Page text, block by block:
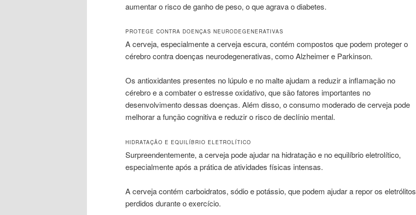
aumentar o risco de ganho de peso, o que agrava o diabetes.
PROTEGE CONTRA DOENÇAS NEURODEGENERATIVAS
A cerveja, especialmente a cerveja escura, contém compostos que podem proteger o
cérebro contra doenças neurodegenerativas, como Alzheimer e Parkinson.
Os antioxidantes presentes no lúpulo e no malte ajudam a reduzir a inflamação no
cérebro e a combater o estresse oxidativo, que são fatores importantes no
desenvolvimento dessas doenças. Além disso, o consumo moderado de cerveja pode
melhorar a função cognitiva e reduzir o risco de declínio mental.
HIDRATAÇÃO E EQUILÍBRIO ELETROLÍTICO
Surpreendentemente, a cerveja pode ajudar na hidratação e no equilíbrio eletrolítico,
especialmente após a prática de atividades físicas intensas.
A cerveja contém carboidratos, sódio e potássio, que podem ajudar a repor os eletrólitos
perdidos durante o exercício.